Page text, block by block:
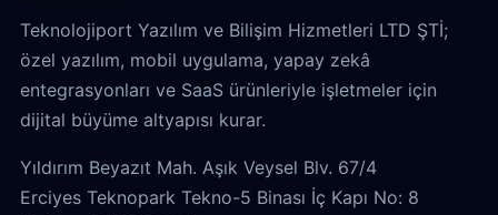
Teknolojiport Yazılım ve Bilişim Hizmetleri LTD ŞTİ;
özel yazılım, mobil uygulama, yapay zekâ
entegrasyonları ve SaaS ürünleriyle işletmeler için
dijital büyüme altyapısı kurar.
Yıldırım Beyazıt Mah. Aşık Veysel Blv. 67/4
Erciyes Teknopark Tekno-5 Binası İç Kapı No: 8